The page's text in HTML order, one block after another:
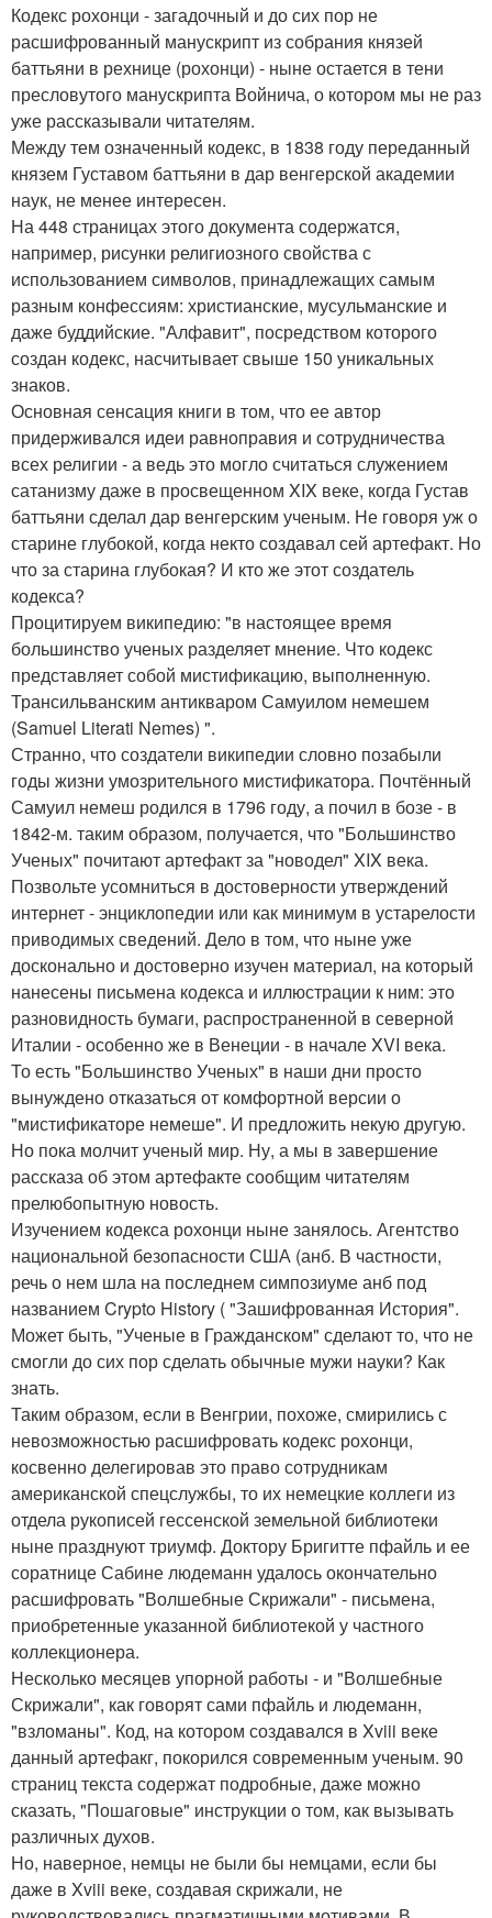
Кодекс рохонци - загадочный и до сих пор не
расшифрованный манускрипт из собрания князей
баттьяни в рехнице (рохонци) - ныне остается в тени
пресловутого манускрипта Войнича, о котором мы не раз
уже рассказывали читателям.
Между тем означенный кодекс, в 1838 году переданный
князем Густавом баттьяни в дар венгерской академии
наук, не менее интересен.
На 448 страницах этого документа содержатся,
например, рисунки религиозного свойства с
использованием символов, принадлежащих самым
разным конфессиям: христианские, мусульманские и
даже буддийские. "Алфавит", посредством которого
создан кодекс, насчитывает свыше 150 уникальных
знаков.
Основная сенсация книги в том, что ее автор
придерживался идеи равноправия и сотрудничества
всех религии - а ведь это могло считаться служением
сатанизму даже в просвещенном XIX веке, когда Густав
баттьяни сделал дар венгерским ученым. Не говоря уж о
старине глубокой, когда некто создавал сей артефакт. Но
что за старина глубокая? И кто же этот создатель
кодекса?
Процитируем википедию: "в настоящее время
большинство ученых разделяет мнение. Что кодекс
представляет собой мистификацию, выполненную.
Трансильванским антикваром Самуилом немешем
(Samuel Literati Nemes) ".
Странно, что создатели википедии словно позабыли
годы жизни умозрительного мистификатора. Почтённый
Самуил немеш родился в 1796 году, а почил в бозе - в
1842-м. таким образом, получается, что "Большинство
Ученых" почитают артефакт за "новодел" XIX века.
Позвольте усомниться в достоверности утверждений
интернет - энциклопедии или как минимум в устарелости
приводимых сведений. Дело в том, что ныне уже
досконально и достоверно изучен материал, на который
нанесены письмена кодекса и иллюстрации к ним: это
разновидность бумаги, распространенной в северной
Италии - особенно же в Венеции - в начале XVI века.
То есть "Большинство Ученых" в наши дни просто
вынуждено отказаться от комфортной версии о
"мистификаторе немеше". И предложить некую другую.
Но пока молчит ученый мир. Ну, а мы в завершение
рассказа об этом артефакте сообщим читателям
прелюбопытную новость.
Изучением кодекса рохонци ныне занялось. Агентство
национальной безопасности США (анб. В частности,
речь о нем шла на последнем симпозиуме анб под
названием Crypto History ( "Зашифрованная История".
Может быть, "Ученые в Гражданском" сделают то, что не
смогли до сих пор сделать обычные мужи науки? Как
знать.
Таким образом, если в Венгрии, похоже, смирились с
невозможностью расшифровать кодекс рохонци,
косвенно делегировав это право сотрудникам
американской спецслужбы, то их немецкие коллеги из
отдела рукописей гессенской земельной библиотеки
ныне празднуют триумф. Доктору Бригитте пфайль и ее
соратнице Сабине людеманн удалось окончательно
расшифровать "Волшебные Скрижали" - письмена,
приобретенные указанной библиотекой у частного
коллекционера.
Несколько месяцев упорной работы - и "Волшебные
Скрижали", как говорят сами пфайль и людеманн,
"взломаны". Код, на котором создавался в Xviii веке
данный артефакг, покорился современным ученым. 90
страниц текста содержат подробные, даже можно
сказать, "Пошаговые" инструкции о том, как вызывать
различных духов.
Но, наверное, немцы не были бы немцами, если бы
даже в Xviii веке, создавая скрижали, не